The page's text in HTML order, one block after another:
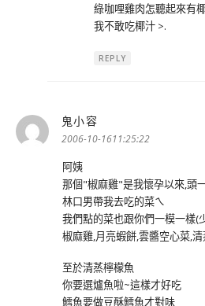
綠咖哩雞肉怎聽起來有
我不敢吃椰汁 >.
REPLY
鬼小容
示:
2006-10-1611:25:22
阿姨
那個"椒麻雞"是我懷孕以來,頭
林口男帶我去吃的菜ㄟ
我們點的菜也跟你們一模一樣(
椒麻雞,月亮蝦餅,雲醬空心菜,
至於清蒸檸檬魚
你要選爐魚啦~這樣才好吃
鱈魚要做豆酥鱈魚才對味